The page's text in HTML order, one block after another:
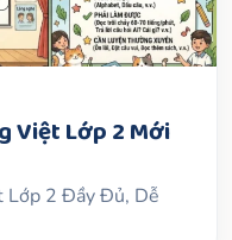
Việt Lớp 2 Mới
Lớp 2 Đầy Đủ, Dễ